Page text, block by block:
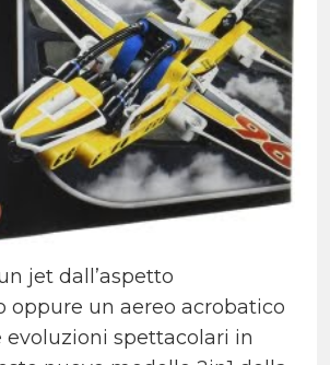
jet dall’aspetto
oppure un aereo acrobatico
evoluzioni spettacolari in